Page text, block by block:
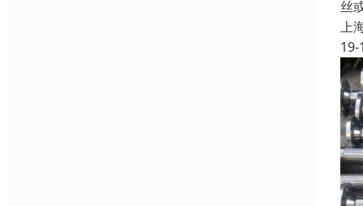
丝
上
19-